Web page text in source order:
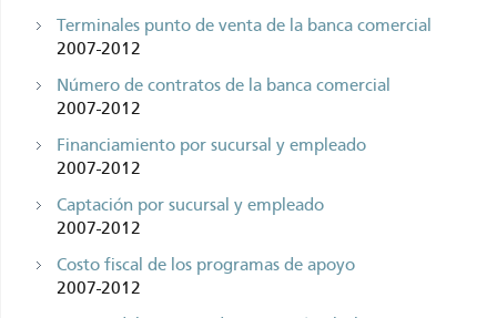
Terminales punto de venta de la banca comercial
2007-2012
Número de contratos de la banca comercial
2007-2012
Financiamiento por sucursal y empleado
2007-2012
Captación por sucursal y empleado
2007-2012
Costo fiscal de los programas de apoyo
2007-2012